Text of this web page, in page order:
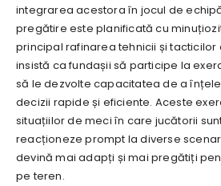
integrarea acestora în jocul de
pregătire este planificată cu
principal rafinarea tehnicii și tacticilor
insistă ca fundașii să participe la
să le dezvolte capacitatea de a
decizii rapide și eficiente. Aceste
situațiilor de meci în care jucătorii
reacționeze prompt la diverse
devină mai adapți și mai pregătiți
pe teren.